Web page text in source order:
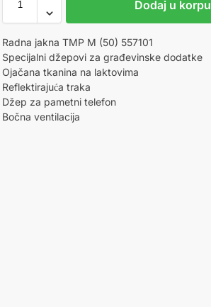
Dodaj u korpu
Radna jakna TMP M (50) 557101
Specijalni džepovi za građevinske dodatke
Ojačana tkanina na laktovima
Reflektirajuća traka
Džep za pametni telefon
Bočna ventilacija